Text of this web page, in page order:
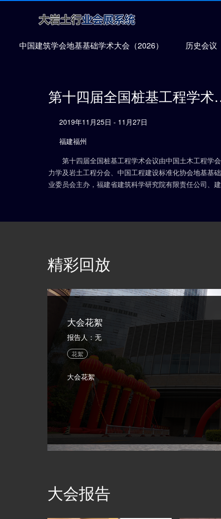
中国建筑学会地基基础学术大会（2026） 历史会议
第十四
2019年11月25日 - 11月27日
福建福州
第十四届全国桩基工程学术会议由中国土木工程学
力学及岩土工程分会、中国工程建设标准化协会地基基
业委员会主办，福建省建筑科学研究院有限责任公司、
以“提升品质，创新发展”为主题，将对我国近年来桩基
精彩回放
大会花絮
报告人：无
花絮
大会花絮
大会报告